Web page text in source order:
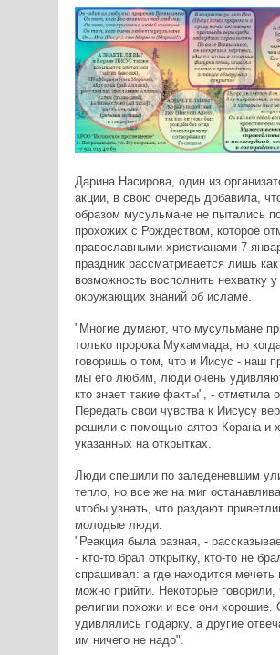
Дарина Насирова, один из
акции, в свою очередь добавила,
образом мусульмане не пытались
прохожих с Рождеством, которое
православными христианами 7
праздник рассматривается лишь как
возможность восполнить нехватку у
окружающих знаний об исламе.
"Многие думают, что мусульмане
только пророка Мухаммада, но
говоришь о том, что и Иисус - наш
мы его любим, люди очень
кто знает такие факты", - отметила
Передать свои чувства к Иисусу
решили с помощью аятов Корана и
указанных на открытках.
Люди спешили по заледеневшим
тепло, но все же на миг
чтобы узнать, что раздают
молодые люди.
"Реакция была разная, -
- кто-то брал открытку, кто-то не
спрашивал: а где находится мечеть
можно прийти. Некоторые говорили,
религии похожи и все они хорошие.
удивлялись подарку, а другие
им ничего не надо".